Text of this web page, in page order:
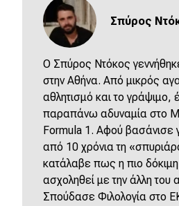
Σπύρος
O Σπύρος Ντόκος
στην Αθήνα. Από μικρός
αθλητισμό και το γράψιμο,
παραπάνω αδυναμία στο
Formula 1. Αφού βασάνισε
από 10 χρόνια τη
κατάλαβε πως η πιο δόκιμη
ασχοληθεί με την άλλη του
Σπούδασε Φιλολογία στο